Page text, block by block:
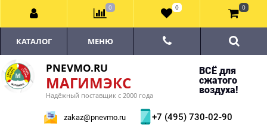
PNEVMO.RU
МАГИМЭКС
Надёжный поставщик с 2000 года
ВСЁ для
сжатого
воздуха!
zakaz@pnevmo.ru +7 (495) 730-02-90
КАТАЛОГ МЕНЮ
0 0 0